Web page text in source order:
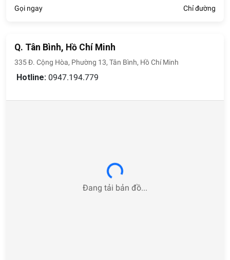
Gọi ngay Chỉ đường
Q. Tân Bình, Hồ Chí Minh
335 Đ. Cộng Hòa, Phường 13, Tân Bình, Hồ Chí Minh
Hotline: 0947.194.779
Loading...
Đang tải bản đồ...